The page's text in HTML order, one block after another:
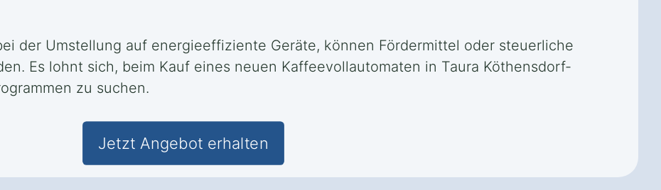
der Umstellung auf energieeffiziente Geräte, können Fördermittel oder steuerliche
Es lohnt sich, beim Kauf eines neuen Kaffeevollautomaten in Taura Köthensdorf-
zu suchen.
Jetzt Angebot erhalten